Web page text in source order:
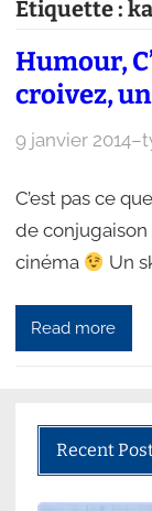
Étiquette :
Humour,
croivez,
9 janvier 2014–
C’est pas ce
de conjugaison
cinéma
Un
Read more
Recent